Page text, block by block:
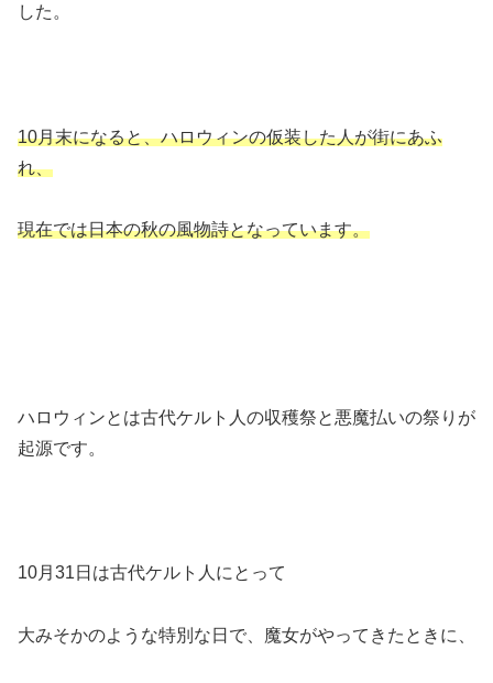
した。
10月末になると、ハロウィンの仮装した人が街にあふ
れ、
現在では日本の秋の風物詩となっています。
ハロウィンとは古代ケルト人の収穫祭と悪魔払いの祭りが
起源です。
10月31日は古代ケルト人にとって
大みそかのような特別な日で、魔女がやってきたときに、